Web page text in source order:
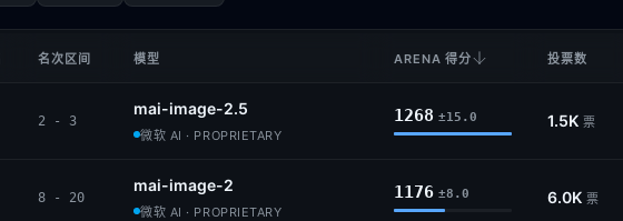
名次区间 模型 ARENA 得分 投票数
2 - 3
mai-image-2.5
微软 AI · PROPRIETARY
1268 ±15.0 1.5K 票
8 - 20
mai-image-2
微软 AI · PROPRIETARY
1176 ±8.0 6.0K 票